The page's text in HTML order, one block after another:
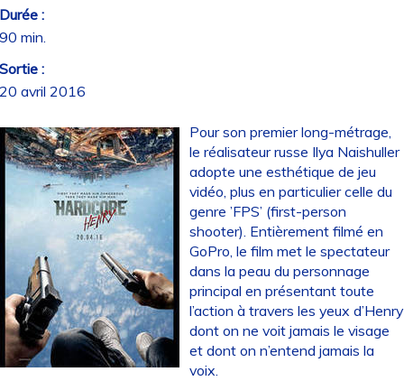
:
min.
:
avril 2016
Pour son premier long-métrage,
le réalisateur russe Ilya Naishuller
adopte une esthétique de jeu
vidéo, plus en particulier celle du
genre ’FPS’ (first-person
shooter). Entièrement filmé en
GoPro, le film met le spectateur
dans la peau du personnage
principal en présentant toute
l’action à travers les yeux d’Henry
dont on ne voit jamais le visage
et dont on n’entend jamais la
voix.